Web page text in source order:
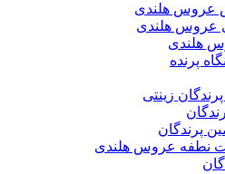
عروس هلندی
عروس هلندی
هلندی
پرنده
پرندگان زینتی
پرندگان
نطفه عروس هلندی